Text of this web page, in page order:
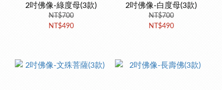
2吋佛像-綠度母(3款)
NT$700
NT$490
2吋佛像-白度母(3款)
NT$700
NT$490